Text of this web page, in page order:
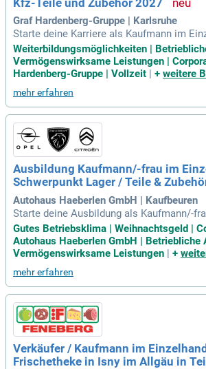
Kfz-Teile und Zubehör 2027
Graf Hardenberg-Gruppe | Karlsruhe
Starte deine Karriere als Kaufmann im
für Kfz-Teile und Zubehör bei Graf
8.2027 erwartet dich eine spannende
mit einem monatlichen Gehalt zwischen
Deutschlands profitierst du von einem
sse Mobilität. Entfalte deine Talente in
Umfeld, das Tradition und Pioniergeist
krisensichere Arbeitsplätze sowie
menskultur. Bewirb dich jetzt und
der Automobilbranche!
Weiterbildungsmöglichkeiten |
Vermögenswirksame Leistungen |
Hardenberg-Gruppe | Vollzeit
+ weitere
mehr erfahren
Ausbildung Kaufmann/-frau im
Schwerpunkt Lager / Teile &
​Autohaus Haeberlen GmbH | Kaufbeuren
Starte deine Ausbildung als Kaufmann/-
(m/w/d) mit dem Schwerpunkt Lager in
t, Kaufbeuren oder Kempten. Lerne alle
ager, Teile und Zubehör kennen, vom
achgerechten Einlagerung. Du
nd Prüfen von Waren und
e Zubehör für Werkstätten. Zudem
ren und sorgst für Ordnung im Lager.
t dir spannende Einblicke in die Beratung
on Originalteilen und Serviceartikeln.
s und Technik ist ein Plus für deine
Gutes Betriebsklima | Weihnachtsgeld |
Autohaus Haeberlen GmbH | Betriebliche
Vermögenswirksame Leistungen | +
mehr erfahren
Verkäufer / Kaufmann im
Frischetheke in Isny im Allgäu in